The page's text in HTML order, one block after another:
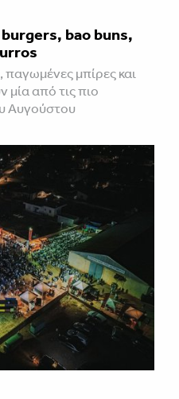
bao buns,
παγωμένες μπίρες και
μία από τις πιο
Αυγούστου